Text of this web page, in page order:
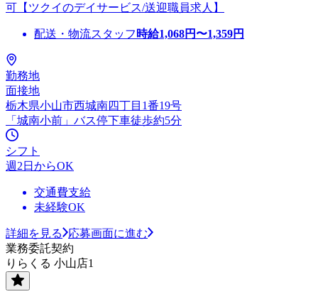
可【ツクイのデイサービス/送迎職員求人】
配送・物流スタッフ 時給1,068円〜1,359円
勤務地
面接地
栃木県小山市西城南四丁目1番19号
「城南小前」バス停下車徒歩約5分
シフト
週2日からOK
交通費支給
未経験OK
詳細を見る
応募画面に進む
業務委託契約
りらくる 小山店1